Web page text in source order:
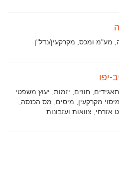
מע"מ ומכס, מקרקעין/נדל"ן
יפו
חוזים, יזמות, יעוץ משפטי
מקרקעין, מיסים, מס הכנסה,
צוואות ועזבונות